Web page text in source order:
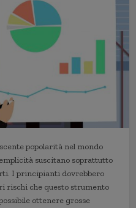
popolarità nel mondo
suscitano soprattutto
I principianti dovrebbero
rischi che questo strumento
ottenere grosse